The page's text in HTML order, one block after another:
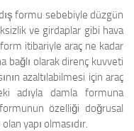
formu sebebiyle düzgün
ve girdaplar gibi hava
itibariyle araç ne kadar
bağlı olarak direnç kuvveti
azaltılabilmesi için araç
adıyla damla formuna
özelliği doğrusal
yapı olmasıdır.